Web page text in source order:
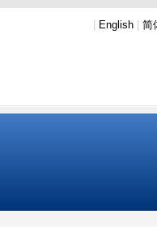
English 简